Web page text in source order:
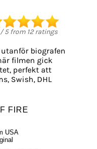
5from 12ratings
biografen
filmen gick
perfekt att
Swish, DHL
FIRE
USA